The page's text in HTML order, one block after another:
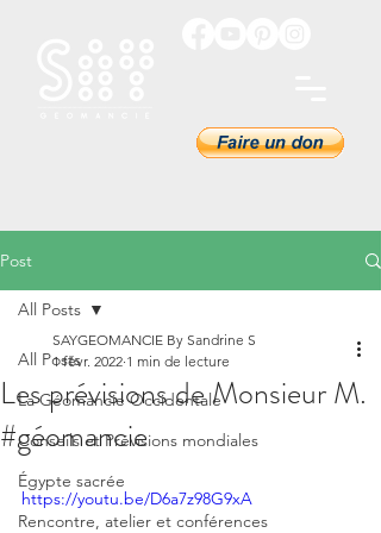
Post
All Posts
La Géomancie Occidentale
Conseils et Prévisions mondiales
Égypte sacrée
Rencontre, atelier et conférences
All Posts
Les prévisions de Monsieur M.
#géomancie
SAYGEOMANCIE By Sandrine S
1 févr. 2022 1 min de lecture
https://youtu.be/D6a7z98G9xA